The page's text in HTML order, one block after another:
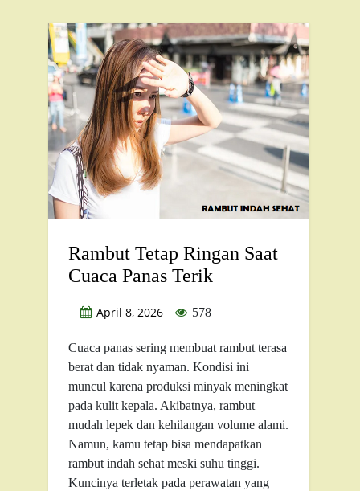
Rambut Tetap Ringan Saat
Cuaca Panas Terik
April 8, 2026 578
Cuaca panas sering membuat rambut terasa
berat dan tidak nyaman. Kondisi ini
muncul karena produksi minyak meningkat
pada kulit kepala. Akibatnya, rambut
mudah lepek dan kehilangan volume alami.
Namun, kamu tetap bisa mendapatkan
rambut indah sehat meski suhu tinggi.
Kuncinya terletak pada perawatan yang